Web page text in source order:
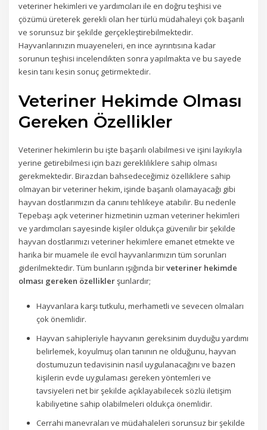
veteriner hekimleri ve yardımcıları ile en doğru teşhisi ve
çözümü üreterek gerekli olan her türlü müdahaleyi çok başarılı
ve sorunsuz bir şekilde gerçekleştirebilmektedir.
Hayvanlarınızın muayeneleri, en ince ayrıntısına kadar
sorunun teşhisi incelendikten sonra yapılmakta ve bu sayede
kesin tanı kesin sonuç getirmektedir.
Veteriner Hekimde Olması
Gereken Özellikler
Veteriner hekimlerin bu işte başarılı olabilmesi ve işini layıkıyla
yerine getirebilmesi için bazı gerekliliklere sahip olması
gerekmektedir. Birazdan bahsedeceğimiz özelliklere sahip
olmayan bir veteriner hekim, işinde başarılı olamayacağı gibi
hayvan dostlarımızın da canını tehlikeye atabilir. Bu nedenle
Tepebaşı açık veteriner hizmetinin uzman veteriner hekimleri
ve yardımcıları sayesinde kişiler oldukça güvenilir bir şekilde
hayvan dostlarımızı veteriner hekimlere emanet etmekte ve
harika bir muamele ile evcil hayvanlarımızın tüm sorunları
giderilmektedir. Tüm bunların ışığında birveteriner hekimde
olması gereken özelliklerşunlardır;
Hayvanlara karşı tutkulu, merhametli ve sevecen olmaları
çok önemlidir.
Hayvan sahipleriyle hayvanın gereksinim duyduğu yardımı
belirlemek, koyulmuş olan tanının ne olduğunu, hayvan
dostumuzun tedavisinin nasıl uygulanacağını ve bazen
kişilerin evde uygulaması gereken yöntemleri ve
tavsiyeleri net bir şekilde açıklayabilecek sözlü iletişim
kabiliyetine sahip olabilmeleri oldukça önemlidir.
Cerrahi manevraları ve müdahaleleri sorunsuz bir şekilde